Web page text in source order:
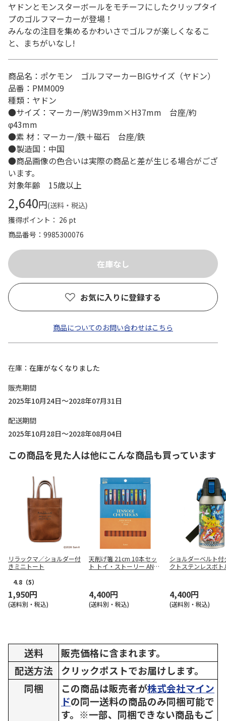
ヤドンとモンスターボールをモチーフにしたクリップタイ
プのゴルフマーカーが登場！
みんなの注目を集めるかわいさでゴルフが楽しくなるこ
と、まちがいなし!
商品名：ポケモン ゴルフマーカーBIGサイズ（ヤドン）
品番：PMM009
種類：ヤドン
●サイズ：マーカー/約W39mm×H37mm 台座/約
φ43mm
●素 材：マーカー/鉄＋磁石 台座/鉄
●製造国：中国
●商品画像の色合いは実際の商品と差が生じる場合がござ
います。
対象年齢 15歳以上
2,640円(送料・税込)
獲得ポイント： 26 pt
商品番号
9985300076
お気に入りに登録する
商品についてのお問い合わせはこちら
在庫
在庫がなくなりました
販売期間
2025年10月24日～2028年07月31日
配送期間
2025年10月28日～2028年08月04日
この商品を見た人は他にこんな商品も買っています
リラックマ／ショルダー付
きミニトート
4.8 （5）
1,950円
(送料別・税込)
天削げ箸 21cm 10本セッ
ト トイ・ストーリー ANNT
4,400円
(送料別・税込)
ショルダーベルト付
クトステンレスボ
4,400円
(送料別・税込)
送料
販売価格に含まれます。
配送方法
クリックポストでお届けします。
同梱
この商品は販売者が株式会社マイン
ドの同一送料の商品のみ同梱可能で
す。※一部、同梱できない商品もご